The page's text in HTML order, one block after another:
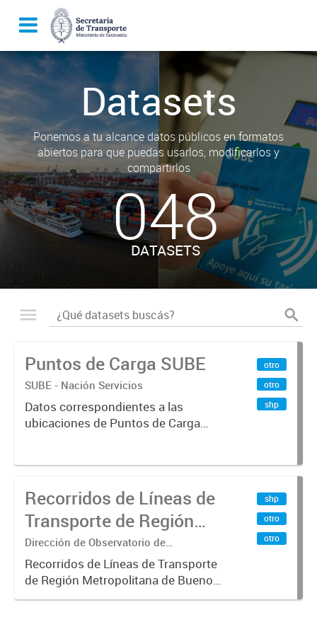
Datasets
Ponemos a tu alcance datos públicos en formatos
abiertos para que puedas usarlos, modificarlos y
compartirlos
048
DATASETS
Puntos de Carga SUBE
SUBE - Nación Servicios
Datos correspondientes a las
ubicaciones de Puntos de Carga
otro
otro
shp
Recorridos de Líneas de
Transporte de Región
Metropolitana de
Buenos Aires (RMBA)
Dirección de Observatorio de
Transporte, Estudio y Sistemas
Recorridos de Líneas de Transporte
de Región Metropolitana de Buenos
Aires (RMBA).-
shp
otro
otro